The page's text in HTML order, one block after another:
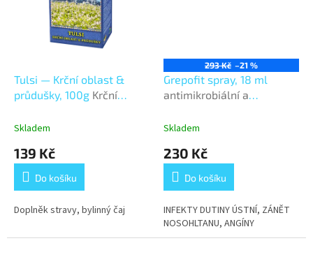
Tulsi — Krční oblast &
průdušky, 100g Krční
Skladem
139 Kč
Do košíku
Doplněk stravy, bylinný čaj
293 Kč –21 %
Grepofit spray, 18 ml
antimikrobiální a
Skladem
230 Kč
Do košíku
INFEKTY DUTINY ÚSTNÍ, ZÁNĚT
NOSOHLTANU, ANGÍNY